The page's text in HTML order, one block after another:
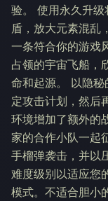
验。 使用永久升
盾，放大元素混乱
一条符合你的游戏
占领的宇宙飞船，
命和起源。 以隐
定攻击计划，然后
环境增加了额外的
家的合作小队一起
手榴弹袭击，并以
难度级别以适应您
模式。不适合胆小